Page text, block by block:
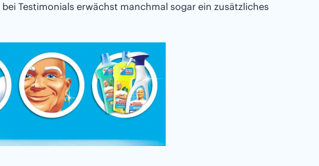
Testimonials erwächst manchmal sogar ein zusätzliches